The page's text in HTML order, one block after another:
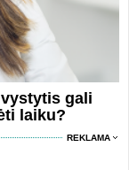
gali
laiku?
REKLAMA